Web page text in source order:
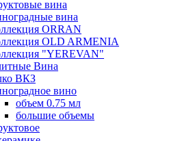
вина
вина
ORRAN
OLD ARMENIA
"YEREVAN"
Вина
ВКЗ
вино
объем 0.75 мл
большие объемы